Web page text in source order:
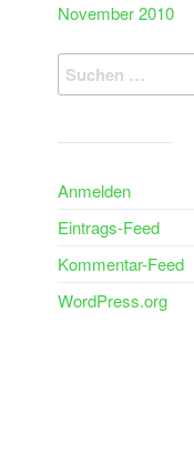
November 2010
Suchen
nach:
Anmelden
Eintrags-Feed
Kommentar-Feed
WordPress.org